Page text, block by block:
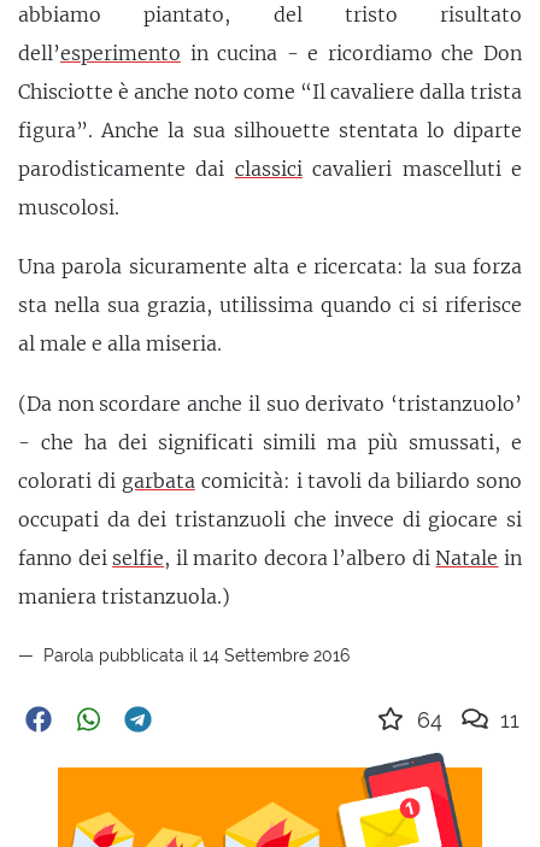
abbiamo piantato, del tristo risultato
dell’esperimento in cucina - e ricordiamo che Don
Chisciotte è anche noto come “Il cavaliere dalla trista
figura”. Anche la sua silhouette stentata lo diparte
parodisticamente dai classici cavalieri mascelluti e
muscolosi.
Una parola sicuramente alta e ricercata: la sua forza
sta nella sua grazia, utilissima quando ci si riferisce
al male e alla miseria.
(Da non scordare anche il suo derivato ‘tristanzuolo’
- che ha dei significati simili ma più smussati, e
colorati di garbata comicità: i tavoli da biliardo sono
occupati da dei tristanzuoli che invece di giocare si
fanno dei selfie, il marito decora l’albero di Natale in
maniera tristanzuola.)
Parola pubblicata il 14 Settembre 2016
64 11